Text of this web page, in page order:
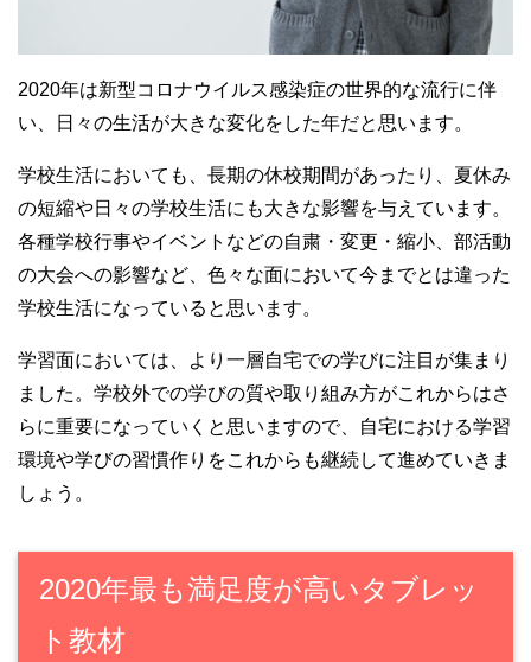
2020年は新型コロナウイルス感染症の世界的な流行に伴
い、日々の生活が大きな変化をした年だと思います。
学校生活においても、長期の休校期間があったり、夏休み
の短縮や日々の学校生活にも大きな影響を与えています。
各種学校行事やイベントなどの自粛・変更・縮小、部活動
の大会への影響など、色々な面において今までとは違った
学校生活になっていると思います。
学習面においては、より一層自宅での学びに注目が集まり
ました。学校外での学びの質や取り組み方がこれからはさ
らに重要になっていくと思いますので、自宅における学習
環境や学びの習慣作りをこれからも継続して進めていきま
しょう。
2020年最も満足度が高いタブレッ
ト教材